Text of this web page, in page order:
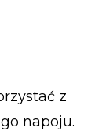
z
napoju.